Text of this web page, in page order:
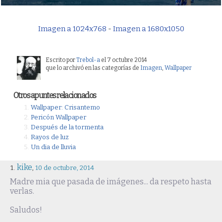
Imagen a 1024x768 - Imagen a 1680x1050
Escrito porTrebol-a el 7 octubre 2014
que lo archivó en las categorías de Imagen, Wallpaper
Otros apuntes relacionados
Wallpaper: Crisantemo
Pericón Wallpaper
Después de la tormenta
Rayos de luz
Un dia de lluvia
kike, 10 de octubre, 2014
Madre mia que pasada de imágenes... da respeto hasta
verlas.
Saludos!